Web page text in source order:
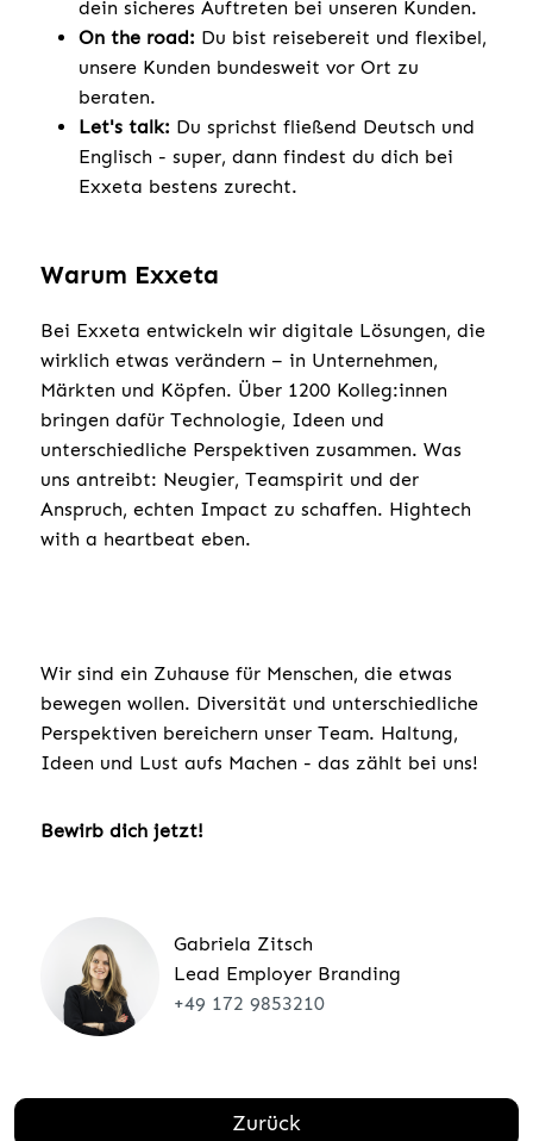
dein sicheres Auftreten bei unseren Kunden.
On the road: Du bist reisebereit und flexibel,
unsere Kunden bundesweit vor Ort zu
beraten.
Let's talk: Du sprichst fließend Deutsch und
Englisch - super, dann findest du dich bei
Exxeta bestens zurecht.
Warum Exxeta
Bei Exxeta entwickeln wir digitale Lösungen, die
wirklich etwas verändern – in Unternehmen,
Märkten und Köpfen. Über 1200 Kolleg:innen
bringen dafür Technologie, Ideen und
unterschiedliche Perspektiven zusammen. Was
uns antreibt: Neugier, Teamspirit und der
Anspruch, echten Impact zu schaffen. Hightech
with a heartbeat eben.
Wir sind ein Zuhause für Menschen, die etwas
bewegen wollen. Diversität und unterschiedliche
Perspektiven bereichern unser Team. Haltung,
Ideen und Lust aufs Machen - das zählt bei uns!
Bewirb dich jetzt!
Gabriela Zitsch
Lead Employer Branding
+49 172 9853210
Zurück